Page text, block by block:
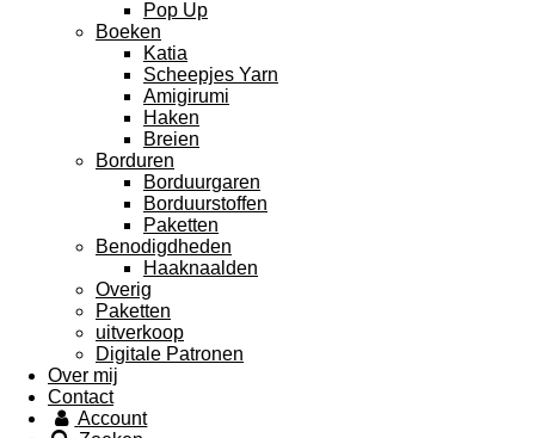
Pop Up
Boeken
Katia
Scheepjes Yarn
Amigirumi
Haken
Breien
Borduren
Borduurgaren
Borduurstoffen
Paketten
Benodigdheden
Haaknaalden
Overig
Paketten
uitverkoop
Digitale Patronen
Over mij
Contact
Account